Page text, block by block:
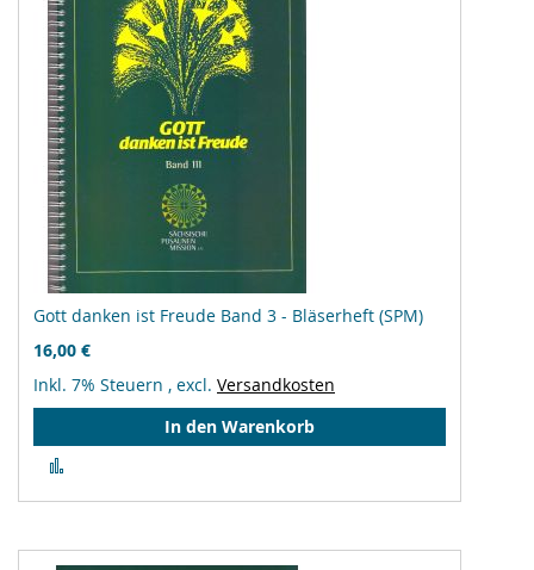
Gott danken ist Freude Band 3 - Bläserheft (SPM)
16,00 €
Inkl. 7% Steuern , excl. Versandkosten
In den Warenkorb
hinzufügen